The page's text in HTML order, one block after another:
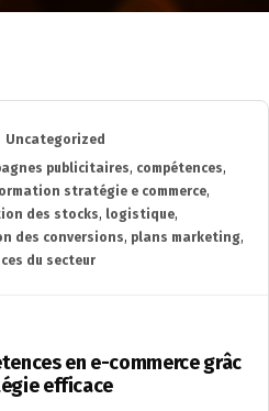
Uncategorized
publicitaires, compétences,
stratégie e commerce,
des stocks, logistique,
des conversions, plans marketing,
du secteur
en e-commerce grâc
efficace